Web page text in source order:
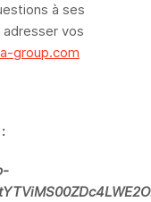
à ses
adresser vos
group.com